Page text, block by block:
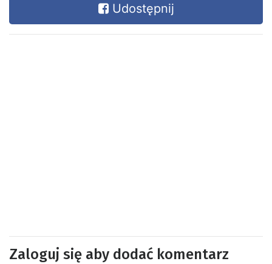
Udostępnij
Zaloguj się aby dodać komentarz